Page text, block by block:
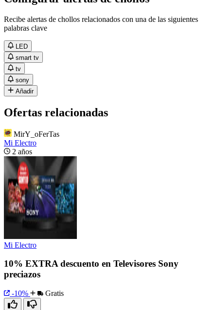
Recibe alertas de chollos relacionados con una de las siguientes
palabras clave
LED
smart tv
tv
sony
Añadir
Ofertas relacionadas
MirY_oFerTas
Mi Electro
2 años
Mi Electro
10% EXTRA descuento en Televisores Sony
preciazos
-10% Gratis